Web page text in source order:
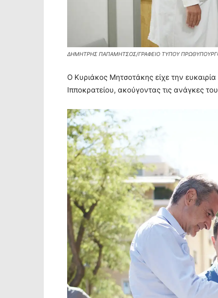
ΔΗΜΗΤΡΗΣ ΠΑΠΑΜΗΤΣΟΣ/ΓΡΑΦΕΙΟ ΤΥΠΟΥ
Ο Κυριάκος Μητσοτάκης είχε την
Ιπποκρατείου, ακούγοντας τις ανάγκες